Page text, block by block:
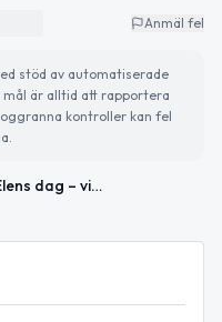
Anmäl fel
stöd av automatiserade
mål är alltid att rapportera
kontroller kan fel
Kallt väder och Elens dag – viktiga händelser i Gällivare